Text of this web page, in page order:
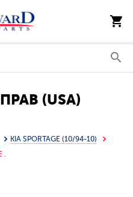
(USA)
KIA SPORTAGE (10/94-10)
.